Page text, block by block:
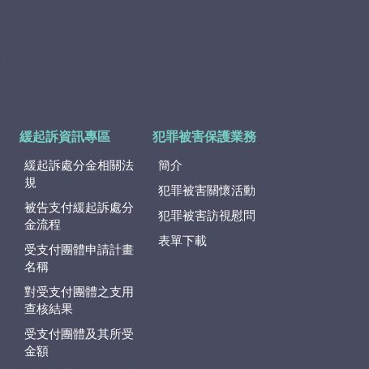
緩起訴資訊專區
緩起訴處分金相關法
規
被告支付緩起訴處分
金流程
受支付團體申請計畫
名稱
對受支付團體之支用
查核結果
受支付團體及其所受
金額
犯罪被害保護業務
簡介
犯罪被害關懷活動
犯罪被害訪視慰問
表單下載